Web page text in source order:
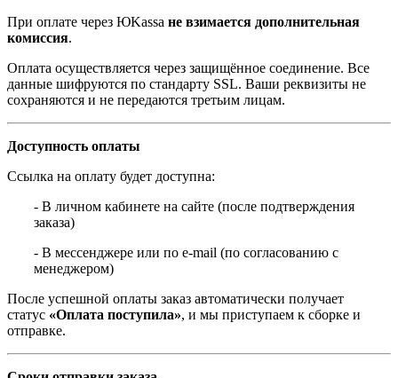
При оплате через ЮKassa не взимается дополнительная
комиссия.
Оплата осуществляется через защищённое соединение. Все
данные шифруются по стандарту SSL. Ваши реквизиты не
сохраняются и не передаются третьим лицам.
Доступность оплаты
Ссылка на оплату будет доступна:
- В личном кабинете на сайте (после подтверждения
заказа)
- В мессенджере или по e-mail (по согласованию с
менеджером)
После успешной оплаты заказ автоматически получает
статус «Оплата поступила», и мы приступаем к сборке и
отправке.